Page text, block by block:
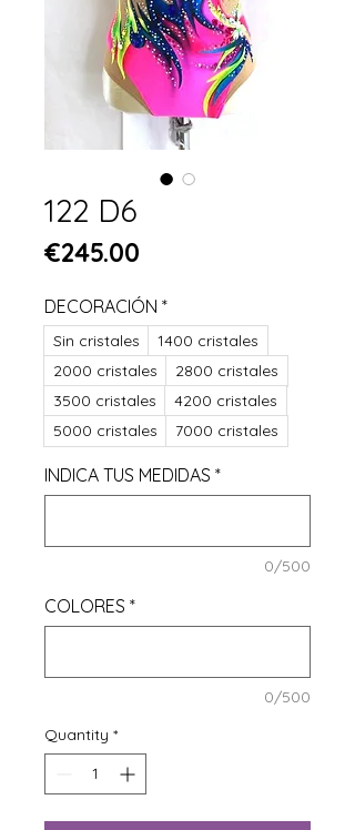
122 D6
€245.00
DECORACIÓN *
Sin cristales
1400 cristales
2000 cristales
2800 cristales
3500 cristales
4200 cristales
5000 cristales
7000 cristales
INDICA TUS MEDIDAS *
0/500
COLORES *
0/500
Quantity *